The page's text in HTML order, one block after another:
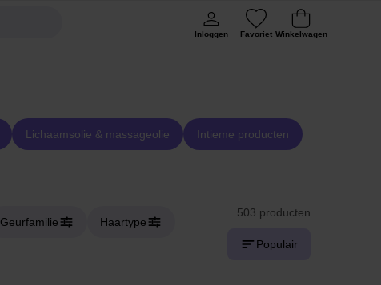
Inloggen Favoriet Winkelwagen
Lichaamsolie & massageolie Intieme producten
Geurfamilie Haartype
503 producten
Populair